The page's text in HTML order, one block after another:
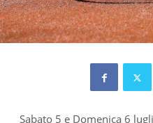
Sabato 5 e Domenica 6